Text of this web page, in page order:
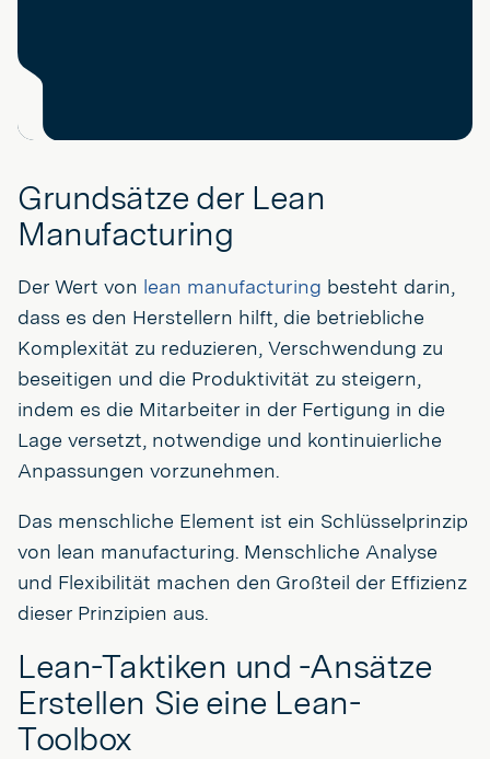
Grundsätze der Lean
Manufacturing
Der Wert von lean manufacturing besteht darin,
dass es den Herstellern hilft, die betriebliche
Komplexität zu reduzieren, Verschwendung zu
beseitigen und die Produktivität zu steigern,
indem es die Mitarbeiter in der Fertigung in die
Lage versetzt, notwendige und kontinuierliche
Anpassungen vorzunehmen.
Das menschliche Element ist ein Schlüsselprinzip
von lean manufacturing. Menschliche Analyse
und Flexibilität machen den Großteil der Effizienz
dieser Prinzipien aus.
Lean-Taktiken und -Ansätze
Erstellen Sie eine Lean-
Toolbox